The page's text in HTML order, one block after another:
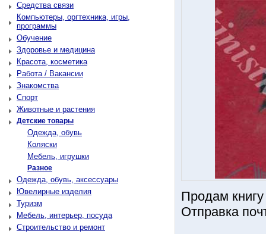
Средства связи
Компьютеры, оргтехника, игры,
программы
Обучение
Здоровье и медицина
Красота, косметика
Работа / Вакансии
Знакомства
Спорт
Животные и растения
Детские товары
Одежда, обувь
Коляски
Мебель, игрушки
Разное
Одежда, обувь, аксессуары
Ювелирные изделия
Туризм
Мебель, интерьер, посуда
Строительство и ремонт
Продам
Отправка